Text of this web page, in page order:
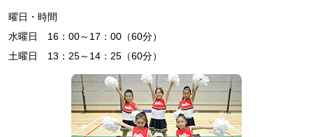
曜日・時間
水曜日 16：00～17：00（60分）
土曜日 13：25～14：25（60分）